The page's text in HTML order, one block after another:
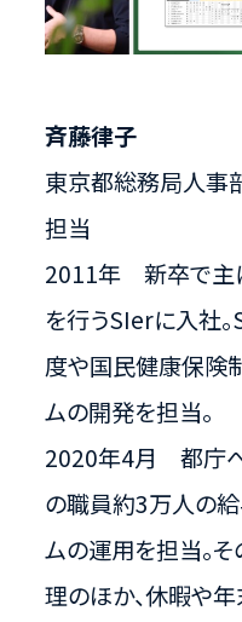
斉藤律子
東京都総務局人事
担当
2011年 新卒で主
を行うSIerに入社
度や国民健康保険
ムの開発を担当。​
2020年4月 都庁
の職員約3万人の
ムの運用を担当。​
理のほか、休暇や